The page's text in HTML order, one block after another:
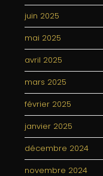
juin 2025
mai 2025
avril 2025
mars 2025
février 2025
janvier 2025
décembre 2024
novembre 2024